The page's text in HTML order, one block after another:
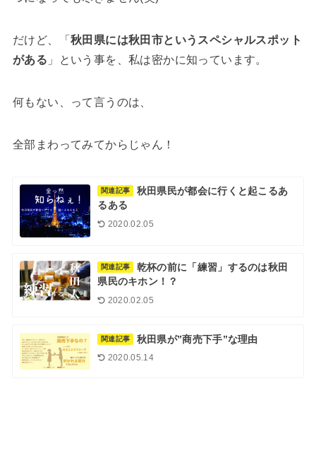
だけど、「 秋田県には秋田市というスペシャルスポット
がある 」という事を、私は密かに知っています。
何もない、って言うのは、
全部まわってみてからじゃん！
関連記事
秋田県民が都会に行くと起こるあ
るある
2020.02.05
関連記事
乾杯の前に「練習」するのは秋田
県民のキホン！？
2020.02.05
関連記事 秋田県が”商売下手”な理由
2020.05.14